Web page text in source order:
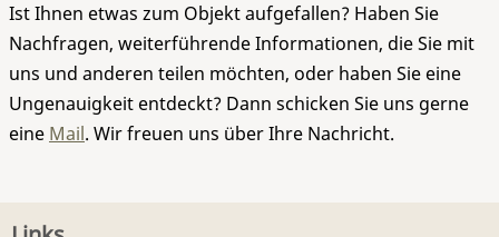
Ist Ihnen etwas zum Objekt aufgefallen? Haben Sie
Nachfragen, weiterführende Informationen, die Sie mit
uns und anderen teilen möchten, oder haben Sie eine
Ungenauigkeit entdeckt? Dann schicken Sie uns gerne
eine Mail. Wir freuen uns über Ihre Nachricht.